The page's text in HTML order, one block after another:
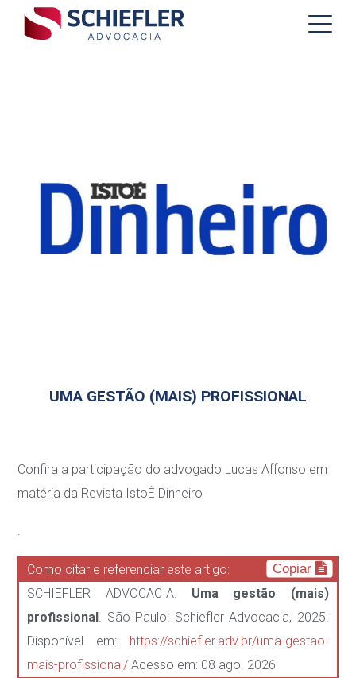
UMA GESTÃO (MAIS) PROFISSIONAL
Confira a participação do advogado Lucas Affonso em
matéria da Revista IstoÉ Dinheiro
.
Como citar e referenciar este artigo: Copiar
SCHIEFLER ADVOCACIA. Uma gestão (mais)
profissional. São Paulo: Schiefler Advocacia, 2025.
Disponível em: https://schiefler.adv.br/uma-gestao-
mais-profissional/ Acesso em: 08 ago. 2026